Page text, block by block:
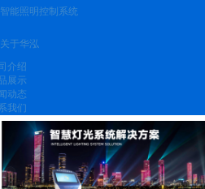
智能照明控制系统
关于华泓
介绍
展示
动态
我们